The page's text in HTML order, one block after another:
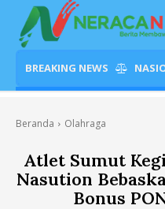
BREAKING NEWS
Beranda Olahraga
Atlet Sumut
Nasution
Bonus